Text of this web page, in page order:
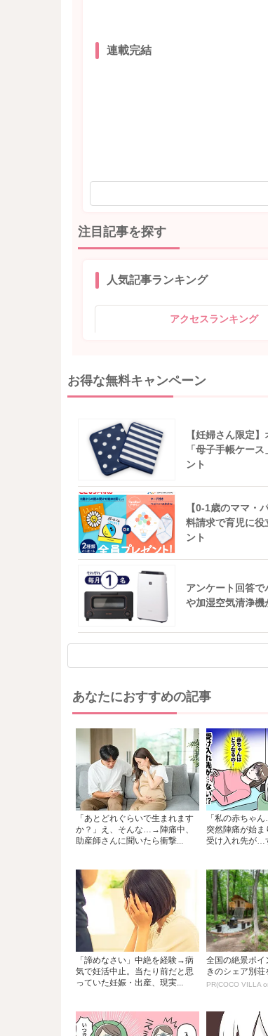
連載完結
注目記事を探す
人気記事ランキング
アクセスランキング
お得な無料キャンペーン
【妊婦さん限定
「母子手帳ケー
ント
【0-1歳のママ・
料請求で育児に役
ント
アンケート回答で
や加湿空気清浄機
あなたにおすすめの記事
「あとどれぐらいで生まれます
か？」え、そんな…→陣痛中、
助産師さんに聞いたら衝撃...
「私の赤ちゃ
突然陣痛が始
受け入れ先が…
「諦めなさい」中絶を経験→病
気で妊活中止。当たり前だと思
っていた妊娠・出産、現実...
全国の絶景ポイ
きのシェア別荘
PR(COCO VILLA